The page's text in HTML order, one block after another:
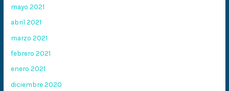
mayo 2021
abril 2021
marzo 2021
febrero 2021
enero 2021
diciembre 2020